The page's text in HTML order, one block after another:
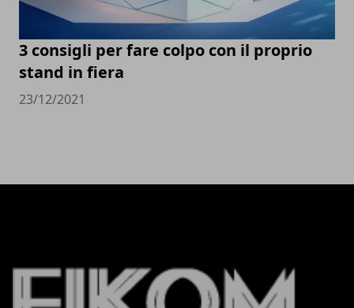
3 consigli per fare colpo con il proprio
stand in fiera
23/12/2021